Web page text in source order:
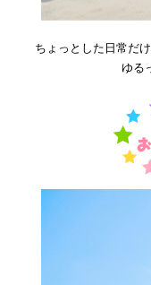
ちょっとした日常だ
ゆる